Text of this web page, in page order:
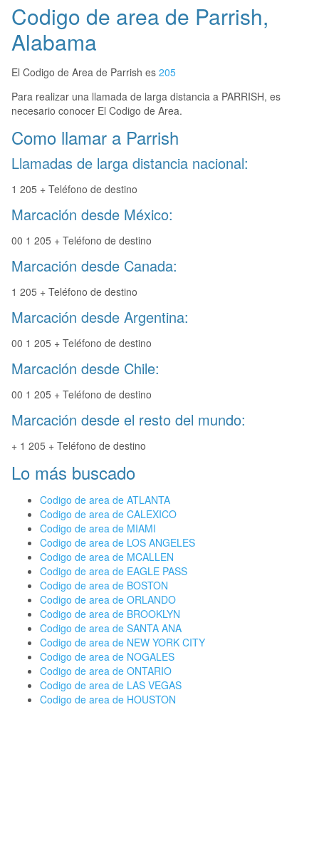
Codigo de area de Parrish,
Alabama
El Codigo de Area de Parrish es 205
Para realizar una llamada de larga distancia a PARRISH, es
necesario conocer El Codigo de Area.
Como llamar a Parrish
Llamadas de larga distancia nacional:
1 205 + Teléfono de destino
Marcación desde México:
00 1 205 + Teléfono de destino
Marcación desde Canada:
1 205 + Teléfono de destino
Marcación desde Argentina:
00 1 205 + Teléfono de destino
Marcación desde Chile:
00 1 205 + Teléfono de destino
Marcación desde el resto del mundo:
+ 1 205 + Teléfono de destino
Lo más buscado
Codigo de area de ATLANTA
Codigo de area de CALEXICO
Codigo de area de MIAMI
Codigo de area de LOS ANGELES
Codigo de area de MCALLEN
Codigo de area de EAGLE PASS
Codigo de area de BOSTON
Codigo de area de ORLANDO
Codigo de area de BROOKLYN
Codigo de area de SANTA ANA
Codigo de area de NEW YORK CITY
Codigo de area de NOGALES
Codigo de area de ONTARIO
Codigo de area de LAS VEGAS
Codigo de area de HOUSTON